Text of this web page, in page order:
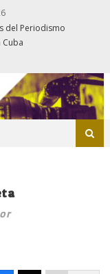
del Periodismo